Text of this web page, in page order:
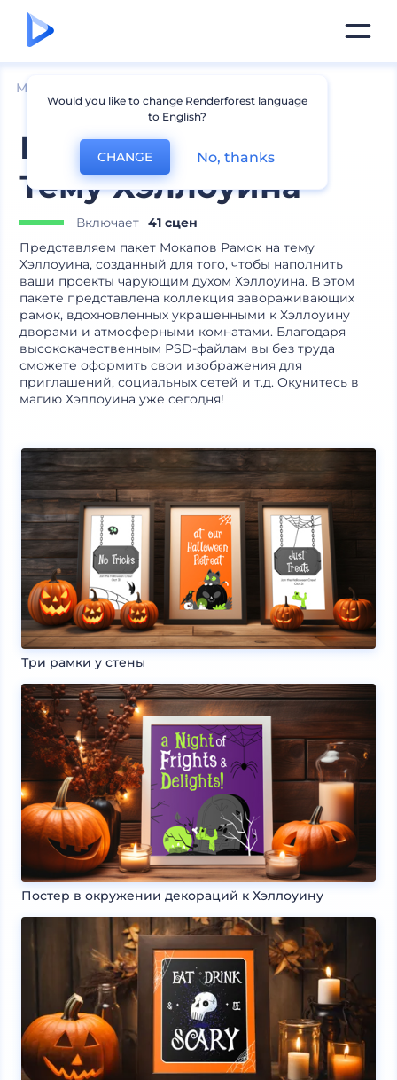
Мокапы
Мокапы Рамок на
Тему Хэллоуина
Включает 41 сцен
Представляем пакет Мокапов Рамок на тему
Хэллоуина, созданный для того, чтобы наполнить
ваши проекты чарующим духом Хэллоуина. В этом
пакете представлена коллекция завораживающих
рамок, вдохновленных украшенными к Хэллоуину
дворами и атмосферными комнатами. Благодаря
высококачественным PSD-файлам вы без труда
сможете оформить свои изображения для
приглашений, социальных сетей и т.д. Окунитесь в
магию Хэллоуина уже сегодня!
Три рамки у стены
Постер в окружении декораций к Хэллоуину
Would you like to change Renderforest language
to English?
CHANGE No, thanks